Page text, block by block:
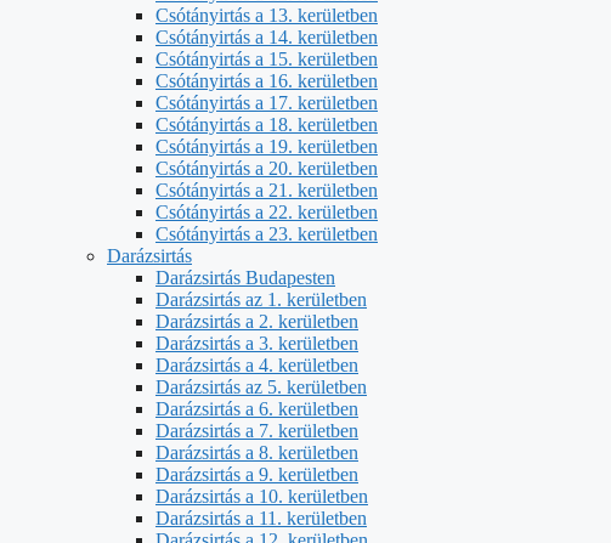
Csótányirtás a 13. kerületben
Csótányirtás a 14. kerületben
Csótányirtás a 15. kerületben
Csótányirtás a 16. kerületben
Csótányirtás a 17. kerületben
Csótányirtás a 18. kerületben
Csótányirtás a 19. kerületben
Csótányirtás a 20. kerületben
Csótányirtás a 21. kerületben
Csótányirtás a 22. kerületben
Csótányirtás a 23. kerületben
Darázsirtás
Darázsirtás Budapesten
Darázsirtás az 1. kerületben
Darázsirtás a 2. kerületben
Darázsirtás a 3. kerületben
Darázsirtás a 4. kerületben
Darázsirtás az 5. kerületben
Darázsirtás a 6. kerületben
Darázsirtás a 7. kerületben
Darázsirtás a 8. kerületben
Darázsirtás a 9. kerületben
Darázsirtás a 10. kerületben
Darázsirtás a 11. kerületben